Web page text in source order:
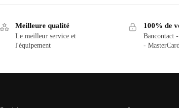
Meilleure qualité
Le meilleur service et
l'équipement
100% de
Bancontact
-